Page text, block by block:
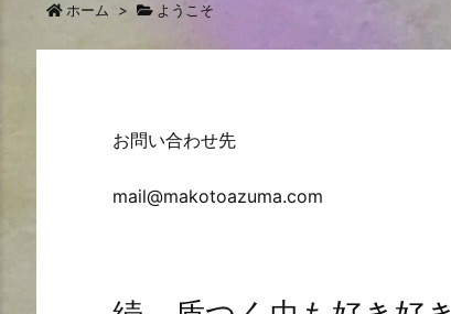
ホーム > ようこそ
お問い合わせ先
mail@makotoazuma.com